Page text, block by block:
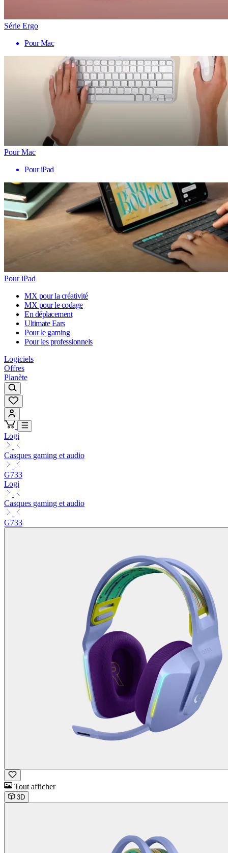
Série Ergo
Pour Mac
Pour Mac
Pour iPad
Pour iPad
MX pour la créativité
MX pour le codage
En déplacement
Ultimate Ears
Pour le gaming
Pour les professionnels
Logiciels
Offres
Planète
Logi
Casques gaming et audio
G733
Logi
Casques gaming et audio
G733
Tout afficher
3D